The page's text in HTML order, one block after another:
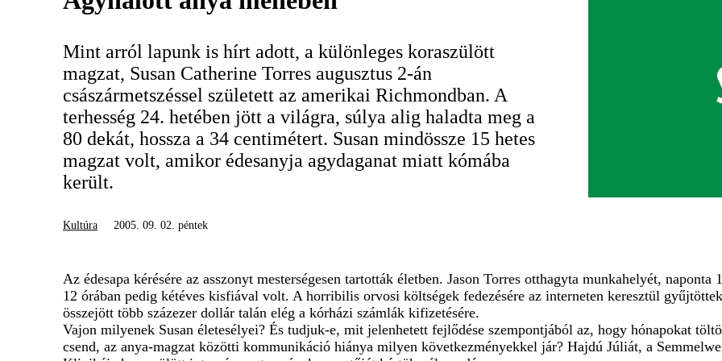
Mint arról lapunk is hírt adott, a különleges koraszülött
magzat, Susan Catherine Torres augusztus 2-án
császármetszéssel született az amerikai Richmondban. A
terhesség 24. hetében jött a világra, súlya alig haladta meg a
80 dekát, hossza a 34 centimétert. Susan mindössze 15 hetes
magzat volt, amikor édesanyja agydaganat miatt kómába
került.
Kultúra 2005. 09. 02. péntek
Az édesapa kérésére az asszonyt mesterségesen tartották életben. Jason Torres otthagyta munkahelyét,
12 órában pedig kétéves kisfiával volt. A horribilis orvosi költségek fedezésére az interneten keresztül
összejött több százezer dollár talán elég a kórházi számlák kifizetésére.
Vajon milyenek Susan életesélyei? És tudjuk-e, mit jelenhetett fejlődése szempontjából az, hogy hónapokat
csend, az anya-magzat közötti kommunikáció hiánya milyen következményekkel jár? Hajdú Júliát, a